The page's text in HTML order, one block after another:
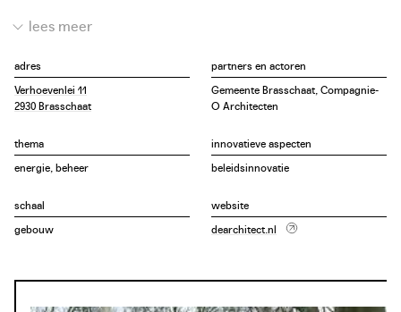
grootschalige aanwezigheid van biomassa. De
40.000 laanbomen, waarbij volgens het beheersplan
ongeveer zeshonderd bomen per jaar worden vervangen.
Verder is er een plan om de biomassacentrale op
wijkniveau in te zetten binnen het warmtenet van het
grotere ontwikkelingsproject ‘de Kaart’ (2020-2024), met
woongelegenheden.
adres
Verhoevenlei 11
2930 Brasschaat
partners en actoren
Gemeente Brasschaat, Compagnie-
O Architecten
thema
energie, beheer
innovatieve aspecten
beleidsinnovatie
schaal
gebouw
website
dearchitect.nl